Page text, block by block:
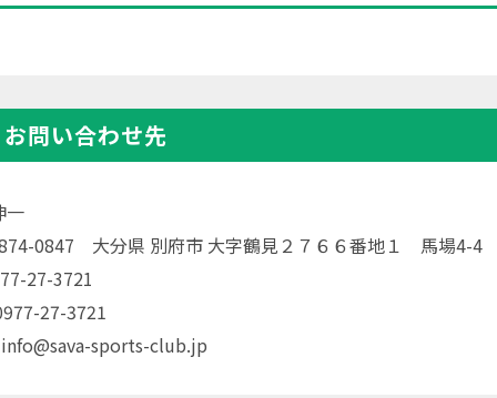
問い合わせ先
0847 大分県 別府市 大字鶴見２７６６番地１ 馬場4-4
27-3721
27-3721
sports-club.jp